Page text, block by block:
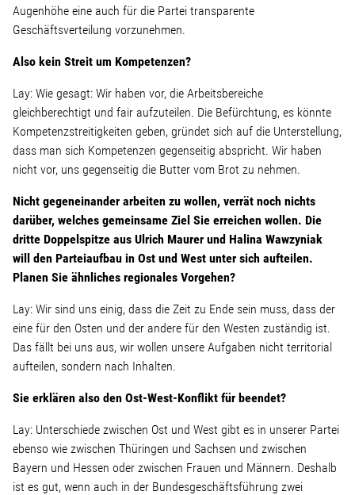
Augenhöhe eine auch für die Partei transparente
Geschäftsverteilung vorzunehmen.
Also kein Streit um Kompetenzen?
Lay: Wie gesagt: Wir haben vor, die Arbeitsbereiche
gleichberechtigt und fair aufzuteilen. Die Befürchtung, es könnte
Kompetenzstreitigkeiten geben, gründet sich auf die Unterstellung,
dass man sich Kompetenzen gegenseitig abspricht. Wir haben
nicht vor, uns gegenseitig die Butter vom Brot zu nehmen.
Nicht gegeneinander arbeiten zu wollen, verrät noch nichts
darüber, welches gemeinsame Ziel Sie erreichen wollen. Die
dritte Doppelspitze aus Ulrich Maurer und Halina Wawzyniak
will den Parteiaufbau in Ost und West unter sich aufteilen.
Planen Sie ähnliches regionales Vorgehen?
Lay: Wir sind uns einig, dass die Zeit zu Ende sein muss, dass der
eine für den Osten und der andere für den Westen zuständig ist.
Das fällt bei uns aus, wir wollen unsere Aufgaben nicht territorial
aufteilen, sondern nach Inhalten.
Sie erklären also den Ost-West-Konflikt für beendet?
Lay: Unterschiede zwischen Ost und West gibt es in unserer Partei
ebenso wie zwischen Thüringen und Sachsen und zwischen
Bayern und Hessen oder zwischen Frauen und Männern. Deshalb
ist es gut, wenn auch in der Bundesgeschäftsführung zwei